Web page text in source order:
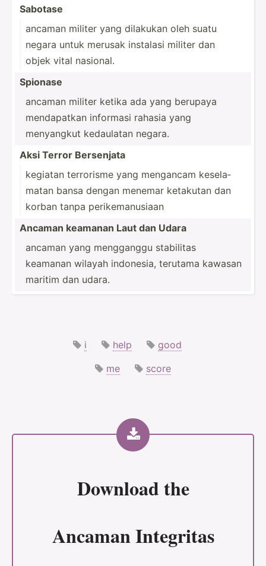
Sabotase
ancaman militer yang dilakukan oleh suatu
negara untuk merusak instalasi militer dan
objek vital nasional.
Spionase
ancaman militer ketika ada yang berupaya
mendap­atkan informasi rahasia yang
menyangkut kedaulatan negara.
Aksi Terror Bersenjata
kegiatan terrorisme yang mengancam kesela­
matan bansa dengan menemar ketakutan dan
korban tanpa perike­man­usiaan
Ancaman keamanan Laut dan Udara
ancaman yang mengganggu stabilitas
keamanan wilayah indonesia, terutama kawasan
maritim dan udara.
i help
good
me
score
Download the
Ancaman Integritas